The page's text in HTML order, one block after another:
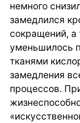
немного
замедлился
сокращений, а
уменьшилось
тканями
замедления
процессов.